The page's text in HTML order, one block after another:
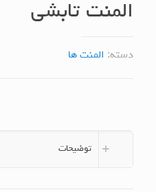
المنت تابشی
دسته: المنت ها
توضیحات